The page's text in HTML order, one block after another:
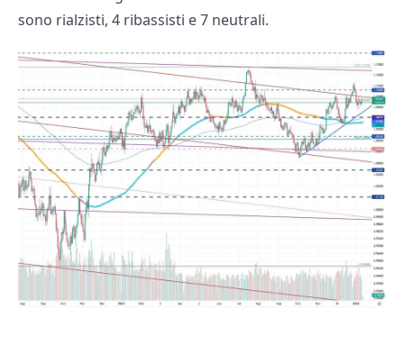
sono rialzisti, 4 ribassisti e 7 neutrali.